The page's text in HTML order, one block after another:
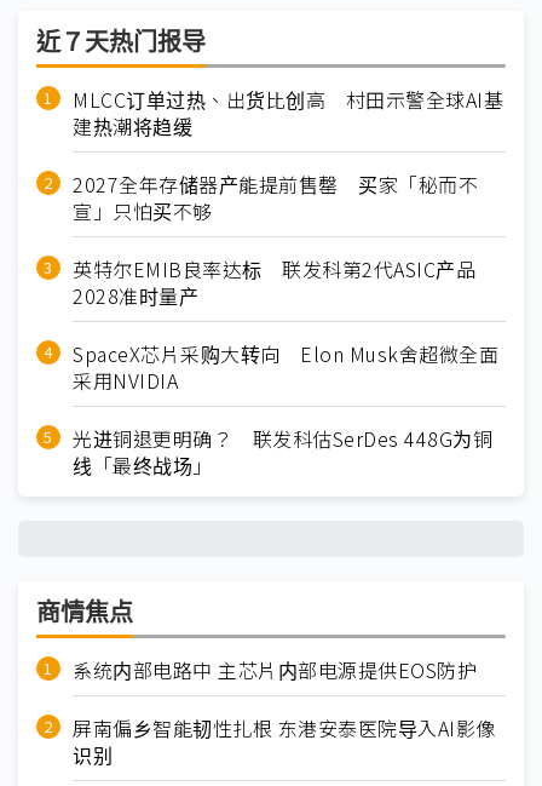
近７天热门报导
MLCC订单过热、出货比创高 村田示警全球AI基
建热潮将趋缓
2027全年存储器产能提前售罄 买家「秘而不
宣」只怕买不够
英特尔EMIB良率达标 联发科第2代ASIC产品
2028准时量产
SpaceX芯片采购大转向 Elon Musk舍超微全面
采用NVIDIA
光进铜退更明确？ 联发科估SerDes 448G为铜
线「最终战场」
商情焦点
系统内部电路中 主芯片内部电源提供EOS防护
屏南偏乡智能韧性扎根 东港安泰医院导入AI影像
识别